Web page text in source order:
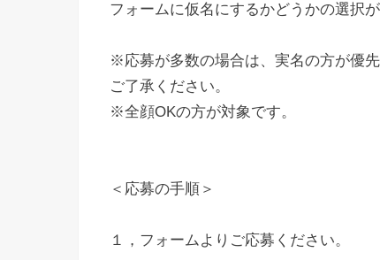
フォームに仮名にするかどうかの選択が
※応募が多数の場合は、実名の方が優
ご了承ください。
※全顔OKの方が対象です。
＜応募の手順＞
１，フォームよりご応募ください。